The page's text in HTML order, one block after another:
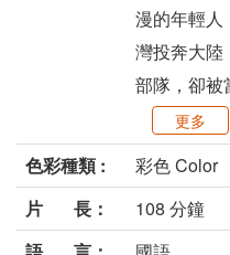
漫的年輕人
灣投奔大陸
部隊，卻被
更多
色彩種類 :
彩色 Color
片 長：
108 分鐘